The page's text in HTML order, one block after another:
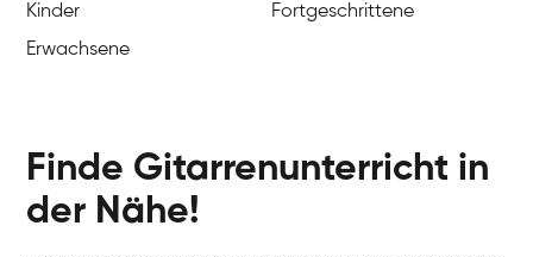
Kinder
Fortgeschrittene
Erwachsene
Finde Gitarrenunterricht in
der Nähe!